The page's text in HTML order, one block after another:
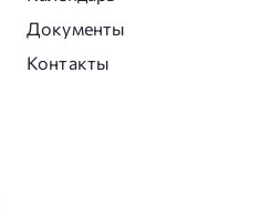
Документы
Контакты